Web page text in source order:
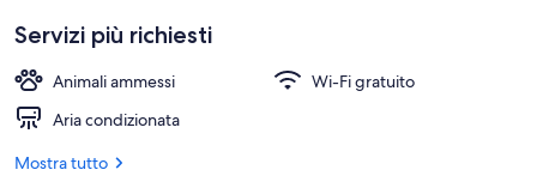
Terrazza/patio
Servizi più richiesti
Animali ammessi
Wi-Fi gratuito
Aria condizionata
Mostra tutto